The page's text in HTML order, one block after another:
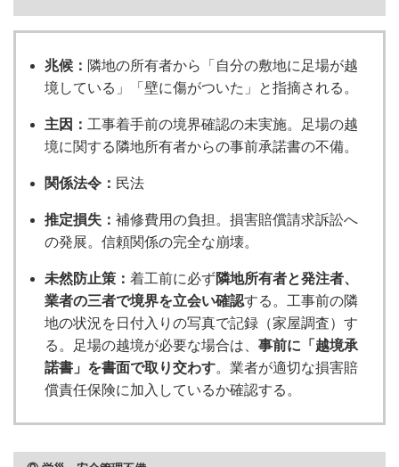
兆候： 隣地の所有者から「自分の敷地に足場が越
境している」「壁に傷がついた」と指摘される。
主因： 工事着手前の境界確認の未実施。足場の越
境に関する隣地所有者からの事前承諾書の不備。
関係法令： 民法
推定損失： 補修費用の負担。損害賠償請求訴訟へ
の発展。信頼関係の完全な崩壊。
未然防止策： 着工前に必ず隣地所有者と発注者、
業者の三者で境界を立会い確認する。工事前の隣
地の状況を日付入りの写真で記録（家屋調査）す
る。足場の越境が必要な場合は、 事前に「越境承
諾書」を書面で取り交わす。業者が適切な損害賠
償責任保険に加入しているか確認する。